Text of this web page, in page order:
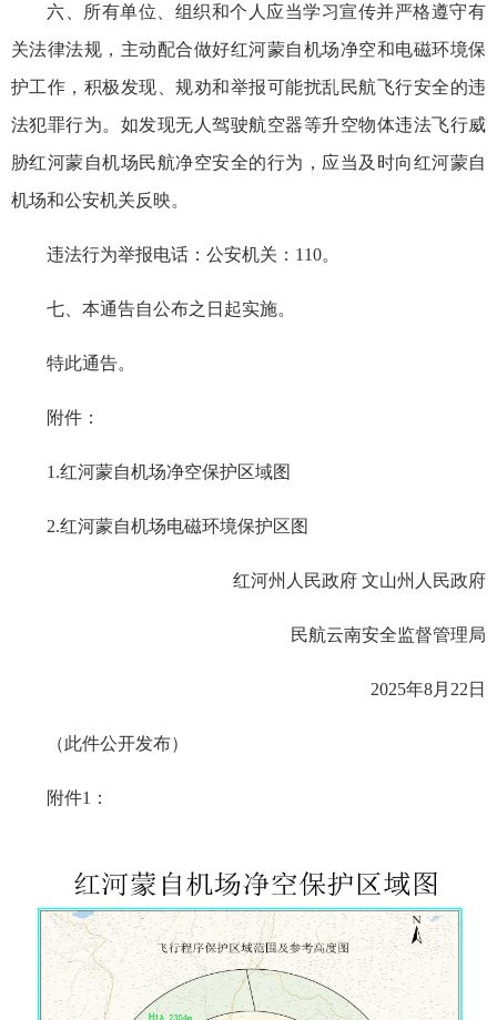
六、所有单位、组织和个人应当学习宣传并严格遵守有
关法律法规，主动配合做好红河蒙自机场净空和电磁环境保
护工作，积极发现、规劝和举报可能扰乱民航飞行安全的违
法犯罪行为。如发现无人驾驶航空器等升空物体违法飞行威
胁红河蒙自机场民航净空安全的行为，应当及时向红河蒙自
机场和公安机关反映。
违法行为举报电话：公安机关：110。
七、本通告自公布之日起实施。
特此通告。
附件：
1.红河蒙自机场净空保护区域图
2.红河蒙自机场电磁环境保护区图
红河州人民政府 文山州人民政府
民航云南安全监督管理局
2025年8月22日
（此件公开发布）
附件1：